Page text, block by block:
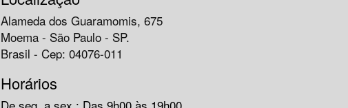
Alameda dos Guaramomis, 675
Moema - São Paulo - SP.
Brasil - Cep: 04076-011
Horários